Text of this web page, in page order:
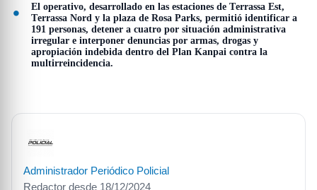
El operativo, desarrollado en las estaciones de Terrassa Est,
Terrassa Nord y la plaza de Rosa Parks, permitió identificar a
191 personas, detener a cuatro por situación administrativa
irregular e interponer denuncias por armas, drogas y
apropiación indebida dentro del Plan Kanpai contra la
multirreincidencia.
Administrador Periódico Policial
Redactor desde 18/12/2024